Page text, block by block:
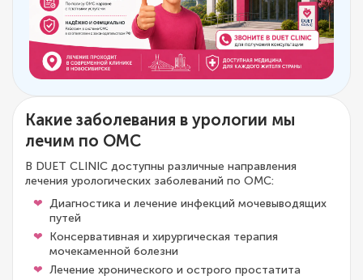
Какие заболевания в урологии мы
лечим по ОМС
В DUET CLINIC доступны различные направления
лечения урологических заболеваний по ОМС:
Диагностика и лечение инфекций мочевыводящих
путей
Консервативная и хирургическая терапия
мочекаменной болезни
Лечение хронического и острого простатита